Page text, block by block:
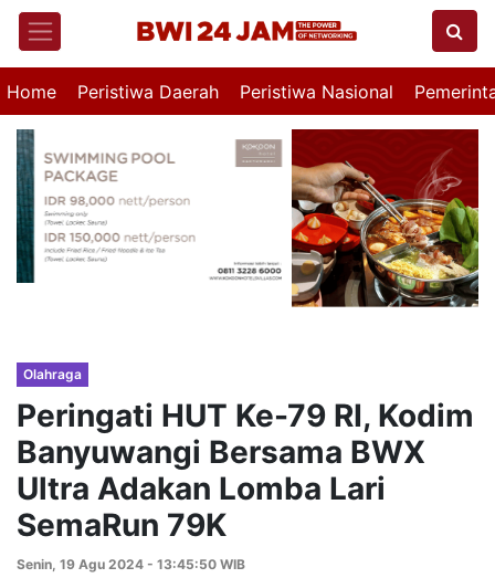
Home Peristiwa Daerah Peristiwa Nasional
Olahraga
Peringati HUT Ke-79 RI, Kodim
Banyuwangi Bersama BWX
Ultra Adakan Lomba Lari
SemaRun 79K
Senin, 19 Agu 2024 - 13:45:50 WIB